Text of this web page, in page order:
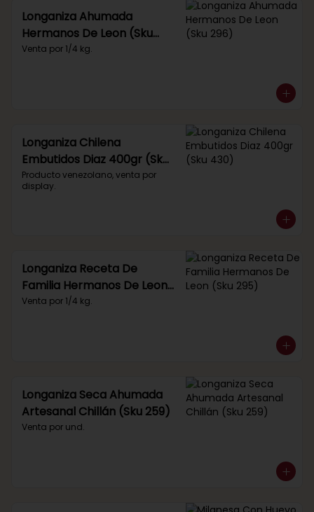
Longaniza Ahumada
Hermanos De Leon (Sku
296)
Venta por 1/4 kg.
Longaniza Chilena
Embutidos Diaz 400gr (Sku
430)
Producto venezolano, venta por
display.
Longaniza Receta De
Familia Hermanos De Leon
(Sku 295)
Venta por 1/4 kg.
Longaniza Seca Ahumada
Artesanal Chillán (Sku 259)
Venta por und.